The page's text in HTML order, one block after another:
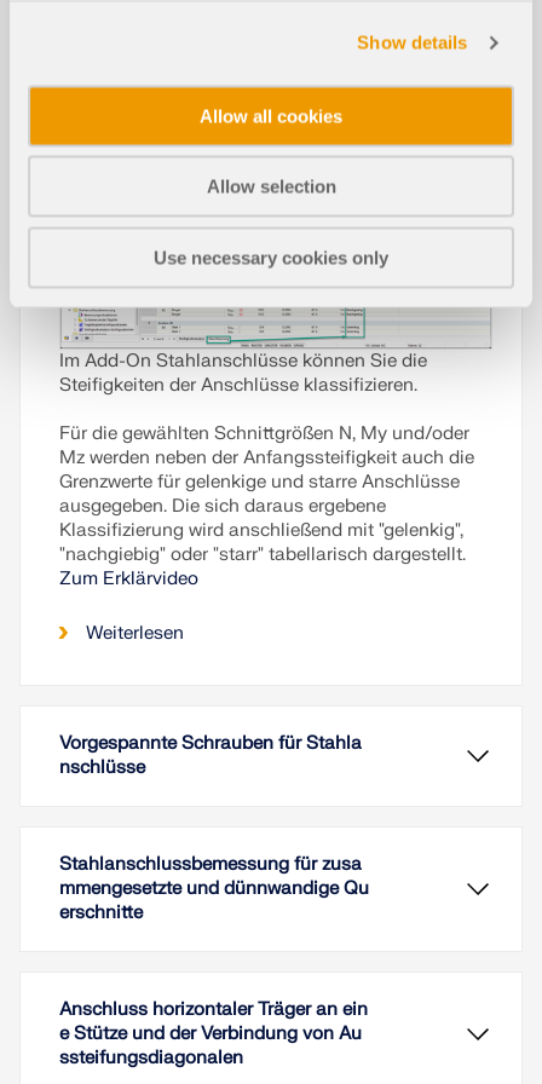
Show details
Allow all cookies
Allow selection
Use necessary cookies only
"Bemessung von Stahlanschlüssen in RFEM 6".
von Stahlanschlusskomponenten mithilfe der
Im Add-On Stahlanschlüsse können Sie die
Steifigkeiten der Anschlüsse klassifizieren.
Für die gewählten Schnittgrößen N, My und/oder
Mz werden neben der Anfangssteifigkeit auch die
Grenzwerte für gelenkige und starre Anschlüsse
ausgegeben. Die sich daraus ergebene
Klassifizierung wird anschließend mit "gelenkig",
"nachgiebig" oder "starr" tabellarisch dargestellt.
Zum Erklärvideo
Weiterlesen
Vorgespannte Schrauben für Stahla
nschlüsse
Stahlanschlussbemessung für zusa
mmengesetzte und dünnwandige Qu
erschnitte
Anschluss horizontaler Träger an ein
e Stütze und der Verbindung von Au
ssteifungsdiagonalen